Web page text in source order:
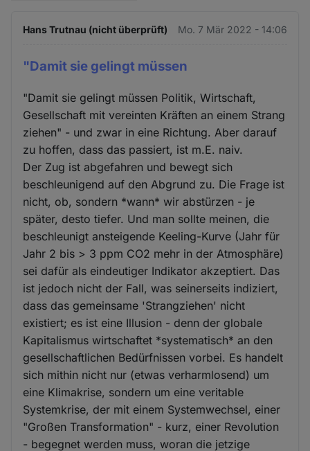
Hans Trutnau (nicht überprüft) Mo. 7 Mär 2022 - 14:06
"Damit sie gelingt müssen
"Damit sie gelingt müssen Politik, Wirtschaft,
Gesellschaft mit vereinten Kräften an einem Strang
ziehen" - und zwar in eine Richtung. Aber darauf
zu hoffen, dass das passiert, ist m.E. naiv.
Der Zug ist abgefahren und bewegt sich
beschleunigend auf den Abgrund zu. Die Frage ist
nicht, ob, sondern *wann* wir abstürzen - je
später, desto tiefer. Und man sollte meinen, die
beschleunigt ansteigende Keeling-Kurve (Jahr für
Jahr 2 bis > 3 ppm CO2 mehr in der Atmosphäre)
sei dafür als eindeutiger Indikator akzeptiert. Das
ist jedoch nicht der Fall, was seinerseits indiziert,
dass das gemeinsame 'Strangziehen' nicht
existiert; es ist eine Illusion - denn der globale
Kapitalismus wirtschaftet *systematisch* an den
gesellschaftlichen Bedürfnissen vorbei. Es handelt
sich mithin nicht nur (etwas verharmlosend) um
eine Klimakrise, sondern um eine veritable
Systemkrise, der mit einem Systemwechsel, einer
"Großen Transformation" - kurz, einer Revolution
- begegnet werden muss, woran die jetzige